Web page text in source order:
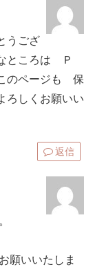
うござ
ところは Ｐ
のページも 保
しくお願いい
返信
願いいたしま